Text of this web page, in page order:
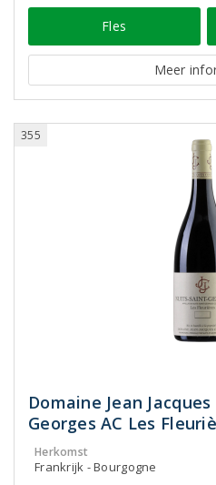
Fles
Meer
355
Domaine Jean
Georges AC Les
Herkomst
Frankrijk - Bourgogne